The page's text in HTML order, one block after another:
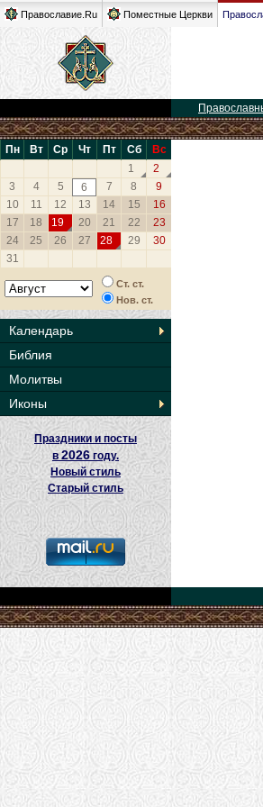
Православие.Ru Поместные Церкви
Пн Вт Ср Чт Пт Сб
Вс
1
2
3
4 5 6 7 8
9
10
11 12 13 14 15
16
17
18 19 20 21 22
23
24
25 26 27 28 29
30
31
Ст. ст.
Нов. ст.
Календарь
Библия
Молитвы
Иконы
Праздники и посты
в2026 году.
Новый стиль
Старый стиль